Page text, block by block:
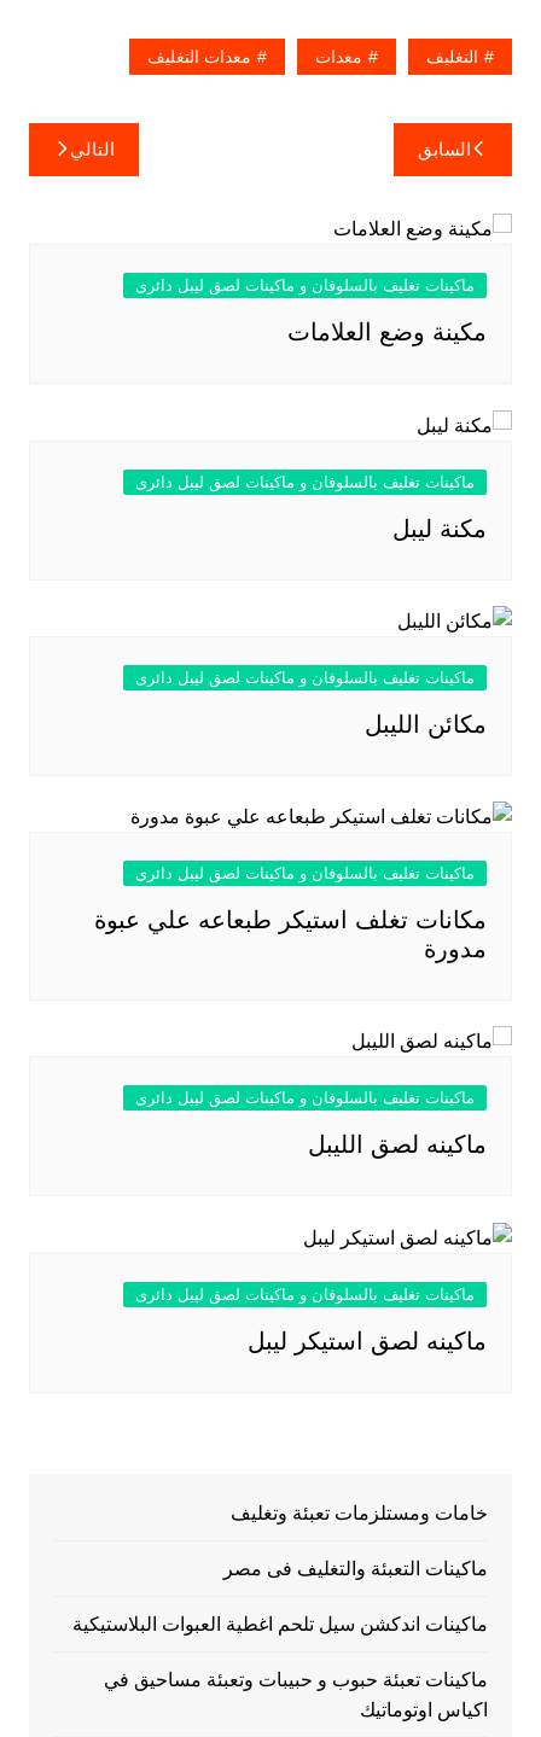
التغليف معدات معدات التغليف
تصفّح
المقالات
السابق التالي
ماكينات تغليف بالسلوفان و ماكينات لصق ليبل دائرى
مكينة وضع العلامات
ماكينات تغليف بالسلوفان و ماكينات لصق ليبل دائرى
مكنة ليبل
ماكينات تغليف بالسلوفان و ماكينات لصق ليبل دائرى
مكائن الليبل
ماكينات تغليف بالسلوفان و ماكينات لصق ليبل دائرى
مكانات تغلف استيكر طبعاعه علي عبوة
مدورة
ماكينات تغليف بالسلوفان و ماكينات لصق ليبل دائرى
ماكينه لصق الليبل
ماكينات تغليف بالسلوفان و ماكينات لصق ليبل دائرى
ماكينه لصق استيكر ليبل
خامات ومستلزمات تعبئة وتغليف
ماكينات التعبئة والتغليف فى مصر
ماكينات اندكشن سيل تلحم اغطية العبوات البلاستيكية
ماكينات تعبئة حبوب و حبيبات وتعبئة مساحيق في
اكياس اوتوماتيك